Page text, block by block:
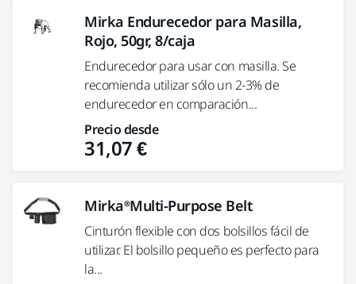
Mirka Endurecedor para Masilla,
Rojo, 50gr, 8/caja
Endurecedor para usar con masilla. Se
recomienda utilizar sólo un 2-3% de
endurecedor en comparación...
Precio desde
31,07 €
Mirka®Multi-Purpose Belt
Cinturón flexible con dos bolsillos fácil de
utilizar. El bolsillo pequeño es perfecto para
la...